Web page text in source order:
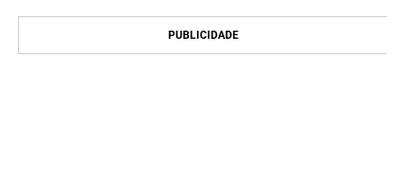
PUBLICIDADE